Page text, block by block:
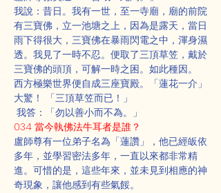
我說：昔日。我有一世，至一寺廟，廟的前院
有三寶佛，立一池塘之上，因為是露天，當日
雨下得很大，三寶佛在暴雨閃電之中，渾身濕
透。我見了一時不忍。便取了三頂草笠，戴於
三寶佛的頭頂，可解一時之困。如此種因。
西方極樂世界便自成三座寶殿。「蓮花一介」
大驚！ 「三頂草笠而已！」
我答：「勿以善小而不為。」
034 當今執佛法牛耳者是誰？
盧師尊有一位弟子名為「蓮讚」，他已經皈依
多年，並學習密法多年，一直以來都非常精
進。可惜的是，這些年來，並未見到相應的神
奇現象，讓他感到有些氣餒。